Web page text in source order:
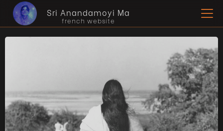
Sri Anandamoyi Ma
french website